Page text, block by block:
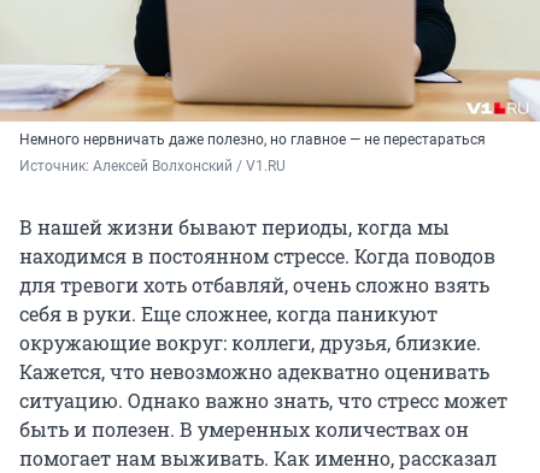
Немного нервничать даже полезно, но главное — не перестараться
Источник: Алексей Волхонский / V1.RU
В нашей жизни бывают периоды, когда мы
находимся в постоянном стрессе. Когда поводов
для тревоги хоть отбавляй, очень сложно взять
себя в руки. Еще сложнее, когда паникуют
окружающие вокруг: коллеги, друзья, близкие.
Кажется, что невозможно адекватно оценивать
ситуацию. Однако важно знать, что стресс может
быть и полезен. В умеренных количествах он
помогает нам выживать. Как именно, рассказал